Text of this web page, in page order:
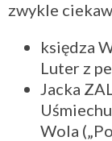
zwykle
księdza
Luter z
Jacka
Wola